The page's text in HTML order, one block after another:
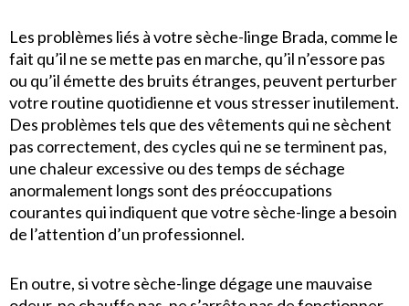
Les problèmes liés à votre sèche-linge Brada, comme le
fait qu’il ne se mette pas en marche, qu’il n’essore pas
ou qu’il émette des bruits étranges, peuvent perturber
votre routine quotidienne et vous stresser inutilement.
Des problèmes tels que des vêtements qui ne sèchent
pas correctement, des cycles qui ne se terminent pas,
une chaleur excessive ou des temps de séchage
anormalement longs sont des préoccupations
courantes qui indiquent que votre sèche-linge a besoin
de l’attention d’un professionnel.
En outre, si votre sèche-linge dégage une mauvaise